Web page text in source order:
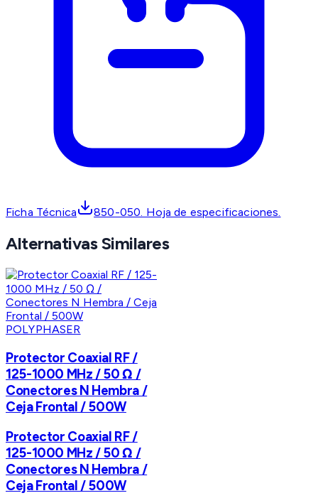
Ficha Técnica 850-050. Hoja de especificaciones.
Alternativas Similares
POLYPHASER
Protector Coaxial RF /
125-1000 MHz / 50 Ω /
Conectores N Hembra /
Ceja Frontal / 500W
Protector Coaxial RF /
125-1000 MHz / 50 Ω /
Conectores N Hembra /
Ceja Frontal / 500W